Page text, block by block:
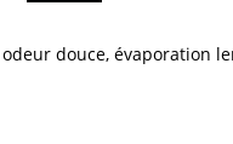
douce, évaporation